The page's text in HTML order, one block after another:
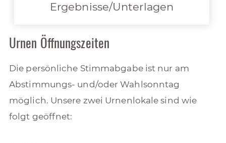
Ergebnisse/Unterlagen
Urnen Öffnungszeiten
Die persönliche Stimmabgabe ist nur am
Abstimmungs- und/oder Wahlsonntag
möglich. Unsere zwei Urnenlokale sind wie
folgt geöffnet: